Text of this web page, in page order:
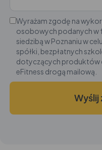
Wyrażam zgodę na
osobowych podanych w
siedzibą w Poznaniu w
spółki, bezpłatnych
dotyczących produktów
eFitness drogą mailową.
Wyślij